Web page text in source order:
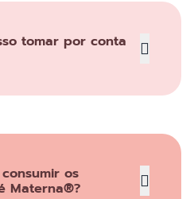
tomar por conta
os
Materna®?